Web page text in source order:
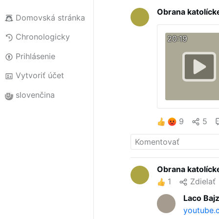
Domovská stránka
Chronologicky
Prihlásenie
Vytvoriť účet
slovenčina
Obrana
20:19
9 5
Obrana
1
Zdielať
Laco